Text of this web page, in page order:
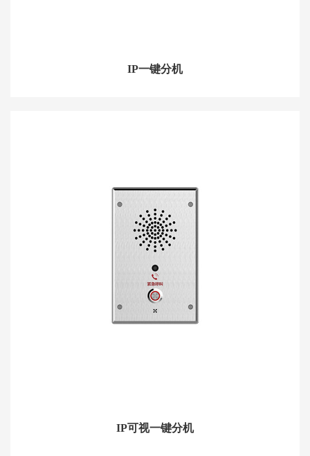
IP一键分机
IP可视一键分机